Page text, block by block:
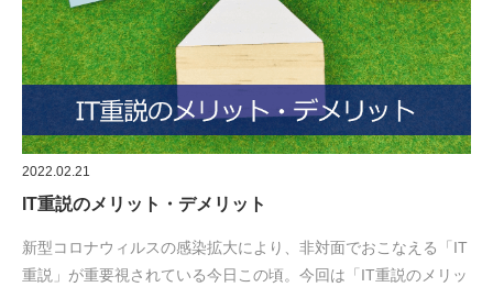
2022.02.21
IT重説のメリット・デメリット
新型コロナウィルスの感染拡大により、非対面でおこなえる「IT
重説」が重要視されている今日この頃。今回は「IT重説のメリッ